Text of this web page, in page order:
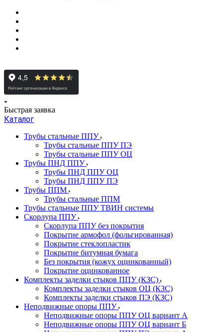
Быстрая заявка
Каталог
Трубы стальные ППУ
Трубы стальные ППУ ПЭ
Трубы стальные ППУ ОЦ
Трубы ПНД ППУ
Трубы ПНД ППУ ОЦ
Трубы ПНД ППУ ПЭ
Трубы ППМ
Трубы стальные ППМ
Трубы стальные ППУ ТВИН системы
Скорлупа ППУ
Скорлупа ППУ без покрытия
Покрытие армофол (фольгированная)
Покрытие стеклопластик
Покрытие битумная бумага
Без покрытия (кожух оцинкованный)
Покрытие оцинкованное
Комплекты заделки стыков ППУ (КЗС)
Комплекты заделки стыков ОЦ (КЗС)
Комплекты заделки стыков ПЭ (КЗС)
Неподвижные опоры ППУ
Неподвижные опоры ППУ ОЦ вариант А
Неподвижные опоры ППУ ОЦ вариант Б